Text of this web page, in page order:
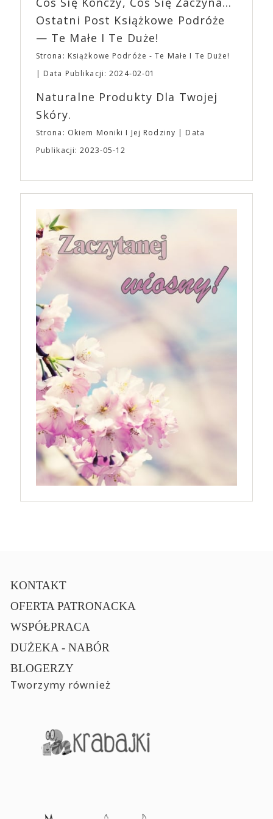
„Bo się boi” w kinach od 21 kwietnia.
Ostatni Post Książkowe Podróże
— Te Małe I Te Duże!
Strona: Książkowe Podróże - Te Małe I Te Duże!
Data Publikacji: 2024-02-01
Naturalne Produkty Dla Twojej
Skóry.
Strona: Okiem Moniki I Jej Rodziny
Data
Publikacji: 2023-05-12
KONTAKT
OFERTA PATRONACKA
WSPÓŁPRACA
DUŻEKA - NABÓR
BLOGERZY
Tworzymy również